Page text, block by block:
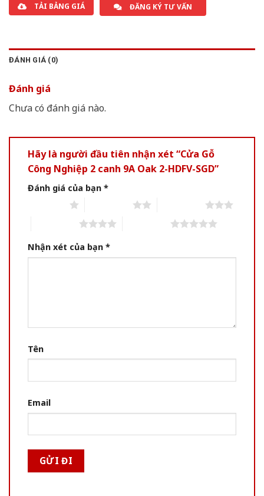
TẢI BẢNG GIÁ ĐĂNG KÝ TƯ VẤN
ĐÁNH GIÁ (0)
Đánh giá
Chưa có đánh giá nào.
Hãy là người đầu tiên nhận xét “Cửa Gỗ
Công Nghiệp 2 canh 9A Oak 2-HDFV-SGD”
Đánh giá của bạn *
Nhận xét của bạn *
Tên
Email